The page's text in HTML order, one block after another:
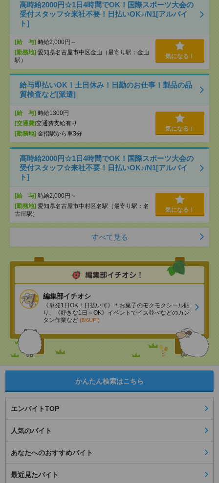
高時給2000円☆1日4時間でOK！国際スポーツ大会の
受付スタッフ☆来社不要！日払いOK♪/N1[アルバイ
ト]
[給 与] 時給2,000円～
[勤務地] 愛知県名古屋市中区金山（最寄り駅：金山
駅）
気になる！
給与即払いOK！土日休み！日勤のお仕事！製品の品
質検査など[派遣]
[給 与] 時給1300円
[交通費]交通費支給有り
[勤務地] 金指駅から車3分
気になる！
高時給2000円☆1日4時間でOK！国際スポーツ大会の
受付スタッフ☆来社不要！日払いOK♪/N1[アルバイ
ト]
[給 与] 時給2,000円～
[勤務地] 愛知県名古屋市中村区名駅（最寄り駅：名
古屋駅）
気になる！
すべて見る
編集部イチオシ
《単発1日OK！日払い可》＊お菓子のモクモクシール貼
り、《好きな1日～OK》イベントでイス並べなどのカン
タン作業など (8/6UP!)
かんたん検索はこちら
エンバイトTOP
人気のバイト
あなたへのおすすめバイト
最近見たバイト